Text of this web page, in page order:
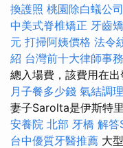
換護照 桃園除白蟻公司
中美式脊椎矯正 牙齒
元 打掃阿姨價格 法令
紹 台灣前十大律師事
總入場費，該費用在
月子餐多少錢 氣結調
妻子Sarolta是伊斯特
安養院 北部 牙橋 解答
台中優質牙醫推薦 大